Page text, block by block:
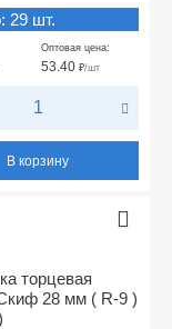
29 шт.
Оптовая цена:
53.40 ₽/шт
В корзину
торцевая
28 мм ( R-9 )